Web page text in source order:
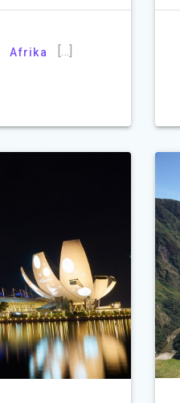
Afrika […]